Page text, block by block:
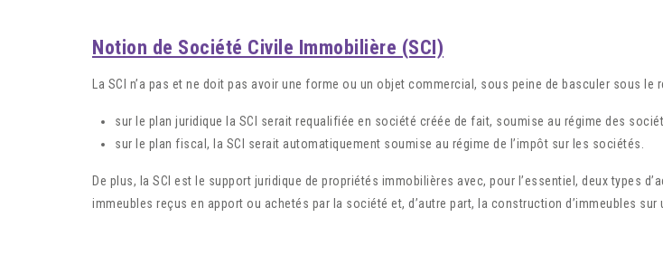
Notion de Société Civile Immobilière (SCI)
La SCI n’a pas et ne doit pas avoir une forme ou un objet commercial, sous peine de basculer sous
sur le plan juridique la SCI serait requalifiée en société créée de fait, soumise au régime des
sur le plan fiscal, la SCI serait automatiquement soumise au régime de l’impôt sur les sociétés.
De plus, la SCI est le support juridique de propriétés immobilières avec, pour l’essentiel, deux types
immeubles reçus en apport ou achetés par la société et, d’autre part, la construction d’immeubles sur